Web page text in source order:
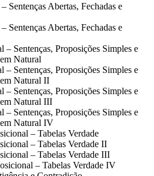
Sentenças Abertas, Fechadas e
Sentenças Abertas, Fechadas e
– Sentenças, Proposições Simples e
Natural
– Sentenças, Proposições Simples e
Natural II
– Sentenças, Proposições Simples e
Natural III
– Sentenças, Proposições Simples e
Natural IV
– Tabelas Verdade
– Tabelas Verdade II
– Tabelas Verdade III
– Tabelas Verdade IV